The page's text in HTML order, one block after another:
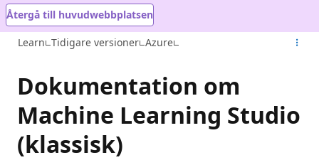
Återgå till huvudwebbplatsen
Learn Tidigare versioner Azure
Dokumentation om
Machine Learning Studio
(klassisk)